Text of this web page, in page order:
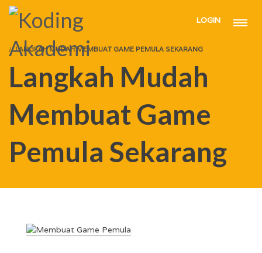
LOGIN
HOME
ARTICLE
LANGKAH MUDAH MEMBUAT GAME PEMULA SEKARANG
Langkah Mudah
Membuat Game
Pemula Sekarang